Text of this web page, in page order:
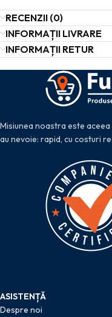
RECENZII (0)
INFORMAȚII LIVRARE
INFORMAȚII RETUR
Misiunea noastra este
au nevoie: rapid, cu costuri
ASISTENȚĂ
Despre noi